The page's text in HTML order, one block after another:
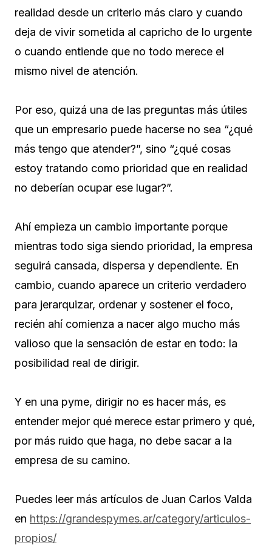
realidad desde un criterio más claro y cuando
deja de vivir sometida al capricho de lo urgente
o cuando entiende que no todo merece el
mismo nivel de atención.
Por eso, quizá una de las preguntas más útiles
que un empresario puede hacerse no sea “¿qué
más tengo que atender?”, sino “¿qué cosas
estoy tratando como prioridad que en realidad
no deberían ocupar ese lugar?”.
Ahí empieza un cambio importante porque
mientras todo siga siendo prioridad, la empresa
seguirá cansada, dispersa y dependiente. En
cambio, cuando aparece un criterio verdadero
para jerarquizar, ordenar y sostener el foco,
recién ahí comienza a nacer algo mucho más
valioso que la sensación de estar en todo: la
posibilidad real de dirigir.
Y en una pyme, dirigir no es hacer más, es
entender mejor qué merece estar primero y qué,
por más ruido que haga, no debe sacar a la
empresa de su camino.
Puedes leer más artículos de Juan Carlos Valda
en https://grandespymes.ar/category/articulos-
propios/